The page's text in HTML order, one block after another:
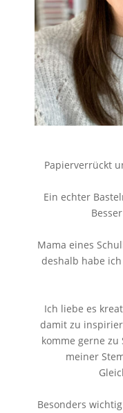
Papierverrückt
Ein echter
Mama eines
deshalb habe
Ich liebe es
damit zu
komme gerne
meiner
Besonders